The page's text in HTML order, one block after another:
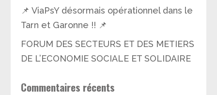
📌 ViaPsY désormais opérationnel dans le
Tarn et Garonne !! 📌
FORUM DES SECTEURS ET DES METIERS
DE L’ECONOMIE SOCIALE ET SOLIDAIRE
Commentaires récents